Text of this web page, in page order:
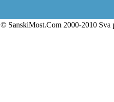
© SanskiMost.Com 2000-2010